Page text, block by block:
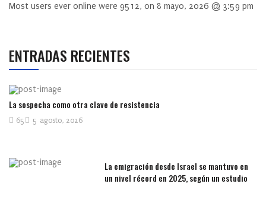
Most users ever online were 9512, on 8 mayo, 2026 @ 3:59 pm
ENTRADAS RECIENTES
La sospecha como otra clave de resistencia
5 agosto, 2026
65
La emigración desde Israel se mantuvo en
un nivel récord en 2025, según un estudio